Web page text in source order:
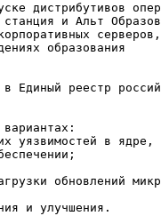
дистрибутивов
и Альт
серверов,
образования
Единый реестр
уязвимостей в ядре,
обновлений
и улучшения.